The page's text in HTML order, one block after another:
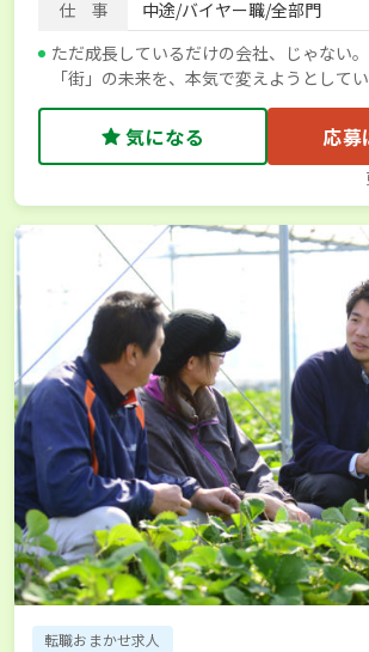
仕 事
中途/バイヤー職/全部門
ただ成長しているだけの会社、じゃない
「街」の未来を、本気で変えようとしてい
気になる 応募
転職おまかせ求人